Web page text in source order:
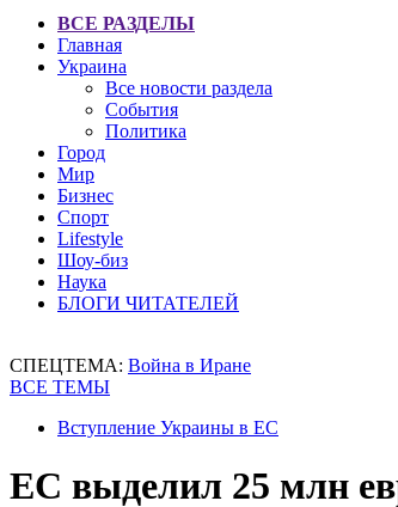
ВСЕ РАЗДЕЛЫ
Главная
Украина
Все новости раздела
События
Политика
Город
Мир
Бизнес
Спорт
Lifestyle
Шоу-биз
Наука
БЛОГИ ЧИТАТЕЛЕЙ
СПЕЦТЕМА: Война в Иране
ВСЕ ТЕМЫ
Вступление Украины в ЕС
ЕС выделил 25 млн